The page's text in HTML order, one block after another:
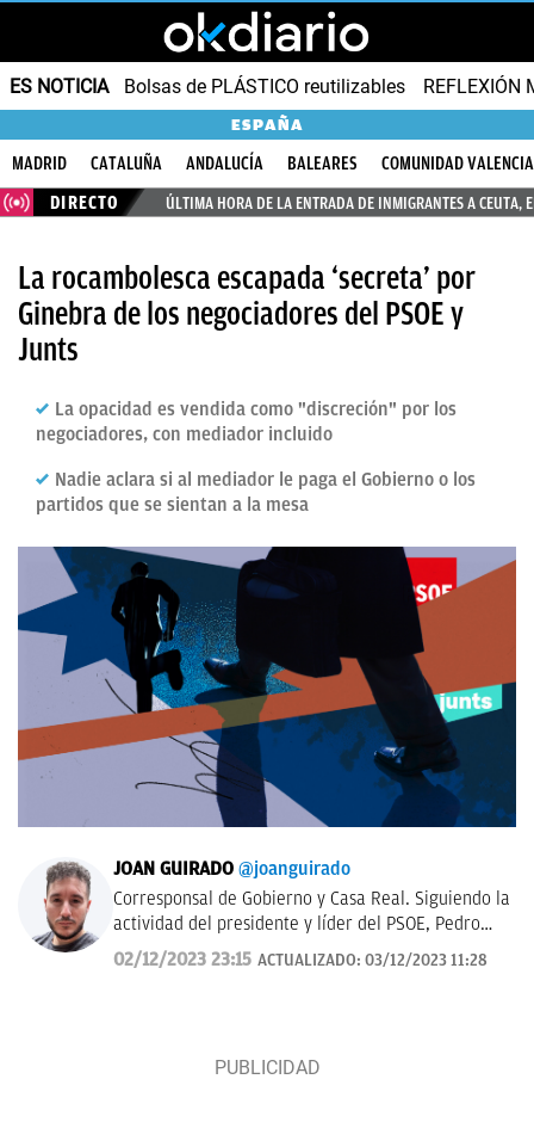
ES NOTICIA Bolsas de PLÁSTICO reutilizables REFLEXIÓN
ESPAÑA
MADRID CATALUÑA ANDALUCÍA BALEARES
COMUNIDAD
DIRECTO
ÚLTIMA HORA DE LA ENTRADA DE INMIGRANTES A CEUTA,
La rocambolesca escapada ‘secreta’ por
Ginebra de los negociadores del PSOE y
Junts
La opacidad es vendida como "discreción" por los
negociadores, con mediador incluido
Nadie aclara si al mediador le paga el Gobierno o los
partidos que se sientan a la mesa
JOAN GUIRADO @joanguirado
Corresponsal de Gobierno y Casa Real. Siguiendo la
actividad del presidente y líder del PSOE, Pedro
Sánchez, y del Rey de España. También política
catalana.
02/12/2023 23:15 ACTUALIZADO: 03/12/2023 11:28